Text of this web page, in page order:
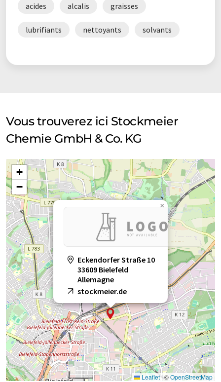
acides alcalis graisses
lubrifiants nettoyants solvants
Vous trouverez ici Stockmeier
Chemie GmbH & Co. KG
Eckendorfer Straße 10
33609 Bielefeld
Allemagne
stockmeier.de
×
+
−
Leaflet|©OpenStreetMap